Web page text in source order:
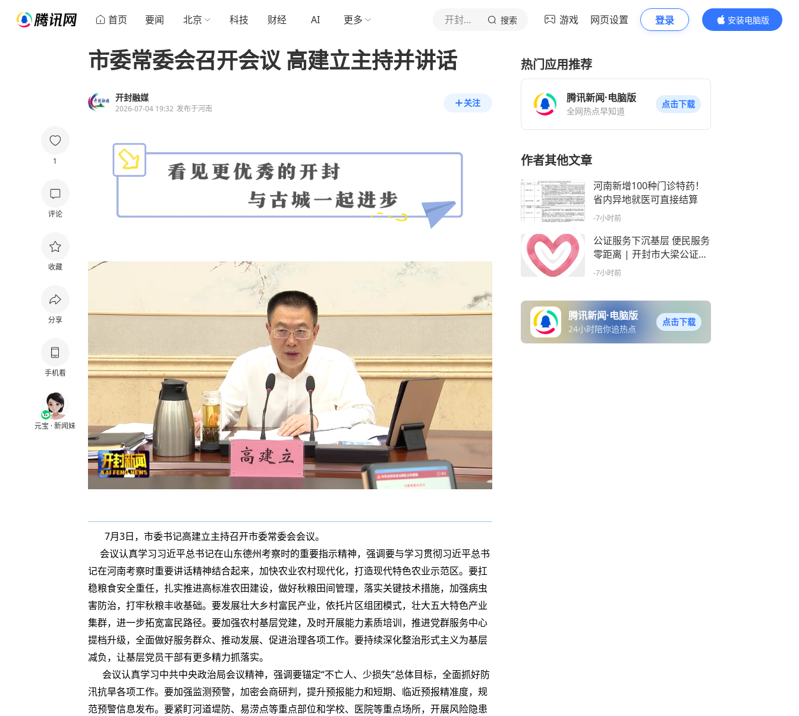
首页 要闻 北京 科技 财经 AI 更多 开封融媒 搜索 游戏 网页设置 登录
安装电脑版
内容更精彩
1
评论
收藏
分享
手机看
元宝 · 新闻妹
市委常委会召开会议 高建立主持并讲话
开封融媒
2026-07-04 19:32 发布于河南
关注
7月3日，市委书记高建立主持召开市委常委会会议。
会议认真学习习近平总书记在山东德州考察时的重要指示精神，强调要与学习贯彻习近平总书
记在河南考察时重要讲话精神结合起来，加快农业农村现代化，打造现代特色农业示范区。要扛
稳粮食安全重任，扎实推进高标准农田建设，做好秋粮田间管理，落实关键技术措施，加强病虫
害防治，打牢秋粮丰收基础。要发展壮大乡村富民产业，依托片区组团模式，壮大五大特色产业
集群，进一步拓宽富民路径。要加强农村基层党建，及时开展能力素质培训，推进党群服务中心
提档升级，全面做好服务群众、推动发展、促进治理各项工作。要持续深化整治形式主义为基层
减负，让基层党员干部有更多精力抓落实。
会议认真学习中共中央政治局会议精神，强调要锚定“不亡人、少损失”总体目标，全面抓好防
汛抗旱各项工作。要加强监测预警，加密会商研判，提升预报能力和短期、临近预报精准度，规
范预警信息发布。要紧盯河道堤防、易涝点等重点部位和学校、医院等重点场所，开展风险隐患
热门应用推荐
腾讯新闻·电脑版
全网热点早知道
点击下载
作者其他文章
河南新增100种门诊特药！
省内异地就医可直接结算
-7小时前
公证服务下沉基层 便民服务
零距离 | 开封市大梁公证处
进驻龙亭区午朝门街道综治
-7小时前
腾讯新闻·电脑版
24小时陪你追热点
点击下载